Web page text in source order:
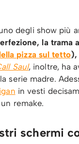
degli show più
la trama
pizza sul tetto),
Saul, inoltre, ha
serie madre.
in vesti
remake.
schermi